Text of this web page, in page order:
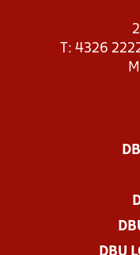
T: 4326